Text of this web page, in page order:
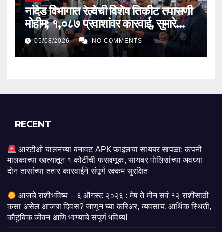
नांदेड विभागात रेल्वेची विशेष तिकीट तपासणी
मोहीम; १,०८७ प्रवाशांवर कारवाई, सुमारे
₹५.९८ लाखांचा दंड वसूल
05/08/2026 NO COMMENTS
RECENT
आरटीओ चालनच्या बनावट APK फाइलचा सायबर सापळा; कंपनी
मालकाच्या खात्यातून १ कोटींची फसवणूक, सायबर पोलिसांच्या अवघ्या
दोन तासांच्या तत्पर कारवाईने संपूर्ण रक्कम सुरक्षित
आजचे राशीभविष्य – ६ ऑगस्ट २०२६ : मेष ते मीन सर्व १२ राशींसाठी
कसा असेल आजचा दिवस? जाणून घ्या करिअर, व्यवसाय, आर्थिक स्थिती,
कौटुंबिक जीवन आणि भाग्याचे संपूर्ण भविष्य!